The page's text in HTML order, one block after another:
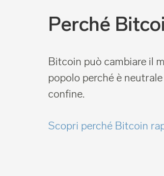
Perché
Bitcoin può cambiare il
popolo perché è
confine.
Scopri perché Bitcoin